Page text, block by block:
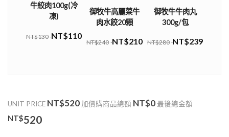
牛絞肉100g(冷
凍)
NT$130 NT$110
御牧牛高麗菜牛
肉水餃20顆
NT$240 NT$210
御牧牛牛肉丸
300g/包
NT$280 NT$239
UNIT PRICE NT$520加價購商品總額 NT$0 最後總金額
NT$520